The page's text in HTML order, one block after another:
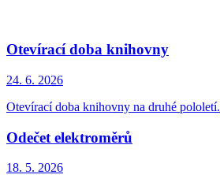
Otevírací doba knihovny
24. 6. 2026
Otevírací doba knihovny na druhé pololetí.
Odečet elektroměrů
18. 5. 2026